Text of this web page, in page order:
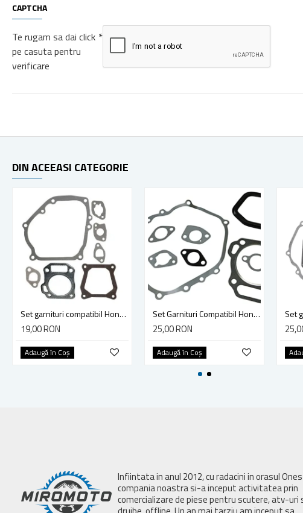
CAPTCHA
Te rugam sa dai click
pe casuta pentru
verificare
DIN ACEEASI CATEGORIE
Set garnituri compatibil Honda GX 120, 3.5 HP
19,00 RON
Adaugă în Coş
Set Garnituri Compatibil Honda GX 340, GX 390, 11 HP, 13 HP
25,00 RON
Adaugă în Coş
Infiintata in anul 2012, cu radacini in orasul
compania noastra si-a inceput activitatea prin
comercializare de piese pentru scutere, atv-uri